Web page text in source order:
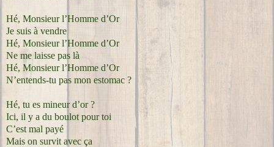
Hé, Monsieur l’Homme d’Or
Je suis à vendre
Hé, Monsieur l’Homme d’Or
Ne me laisse pas là
Hé, Monsieur l’Homme d’Or
N’entends-tu pas mon estomac ?
Hé, tu es mineur d’or ?
Ici, il y a du boulot pour toi
C’est mal payé
Mais on survit avec ça